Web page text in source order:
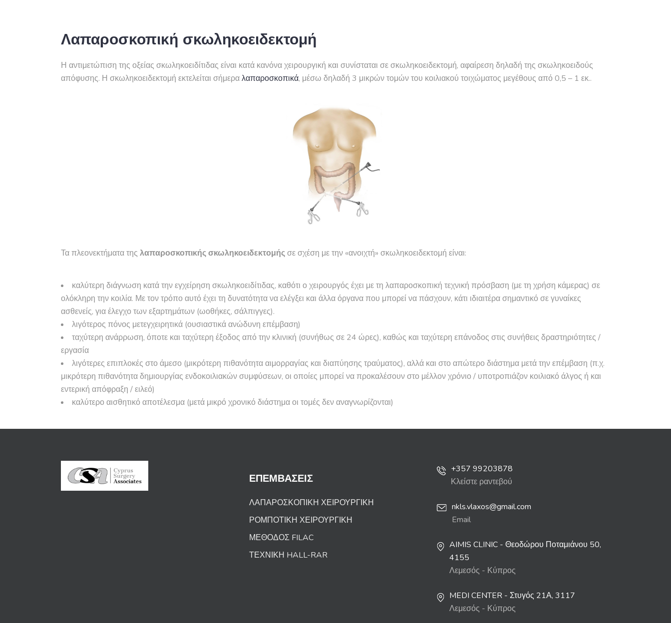
Λαπαροσκοπική σκωληκοειδεκτομή
Η αντιμετώπιση της οξείας σκωληκοειδίτιδας είναι κατά κανόνα χειρουργική και συνίσταται σε σκωληκοειδεκτομή, αφαίρεση δηλαδή της σκωληκοειδούς
απόφυσης. Η σκωληκοειδεκτομή εκτελείται σήμεραλαπαροσκοπικά, μέσω δηλαδή 3 μικρών τομών του κοιλιακού τοιχώματος μεγέθους από 0,5 – 1 εκ..
Τα πλεονεκτήματα της λαπαροσκοπικής σκωληκοειδεκτομήςσε σχέση με την «ανοιχτή» σκωληκοειδεκτομή είναι:
καλύτερη διάγνωση κατά την εγχείρηση σκωληκοειδίτιδας, καθότι ο χειρουργός έχει με τη λαπαροσκοπική τεχνική πρόσβαση (με τη χρήση κάμερας) σε
ολόκληρη την κοιλία. Με τον τρόπο αυτό έχει τη δυνατότητα να ελέγξει και άλλα όργανα που μπορεί να πάσχουν, κάτι ιδιαιτέρα σημαντικό σε γυναίκες
ασθενείς, για έλεγχο των εξαρτημάτων (ωοθήκες, σάλπιγγες).
λιγότερος πόνος μετεγχειρητικά (ουσιαστικά ανώδυνη επέμβαση)
ταχύτερη ανάρρωση, όποτε και ταχύτερη έξοδος από την κλινική (συνήθως σε 24 ώρες), καθώς και ταχύτερη επάνοδος στις συνήθεις δραστηριότητες /
εργασία
λιγότερες επιπλοκές στο άμεσο (μικρότερη πιθανότητα αιμορραγίας και διαπύησης τραύματος), αλλά και στο απώτερο διάστημα μετά την επέμβαση (π.χ.
μικρότερη πιθανότητα δημιουργίας ενδοκοιλιακών συμφύσεων, οι οποίες μπορεί να προκαλέσουν στο μέλλον χρόνιο / υποτροπιάζον κοιλιακό άλγος ή και
εντερική απόφραξη / ειλεό)
καλύτερο αισθητικό αποτέλεσμα (μετά μικρό χρονικό διάστημα οι τομές δεν αναγνωρίζονται)
ΕΠΕΜΒΑΣΕΙΣ
ΛΑΠΑΡΟΣΚΟΠΙΚΗ ΧΕΙΡΟΥΡΓΙΚΗ
ΡΟΜΠΟΤΙΚΗ ΧΕΙΡΟΥΡΓΙΚΗ
ΜΕΘΟΔΟΣ FILAC
ΤΕΧΝΙΚΗ HALL-RAR
+357 99203878
Κλείστε ραντεβού
nkls.vlaxos@gmail.com
Email
AIMIS CLINIC - Θεοδώρου Ποταμιάνου 50,
4155
Λεμεσός - Κύπρος
MEDI CENTER - Στυγός 21Α, 3117
Λεμεσός - Κύπρος